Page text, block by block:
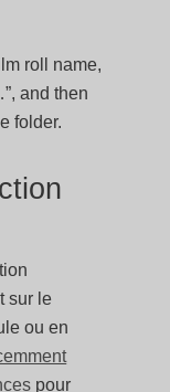
roll name,
and then
folder.
sur le
ou en
pour